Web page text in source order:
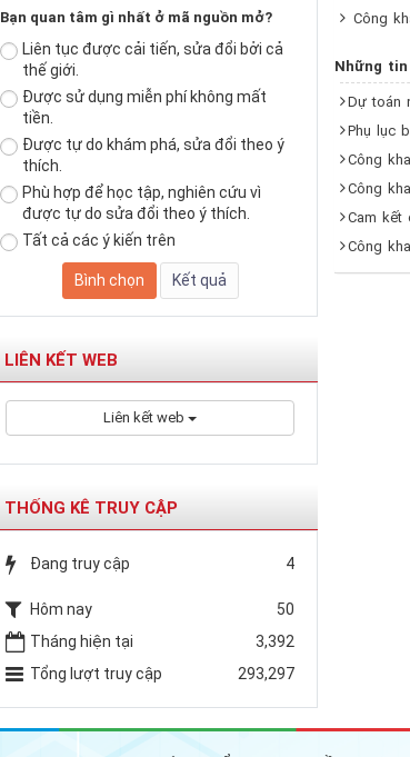
Công
Những
Dự toán
Phụ lục
Công
Công
Cam kết
Công
Bạn quan tâm gì nhất ở mã nguồn mở?
Liên tục được cải tiến, sửa đổi bởi cả
thế giới.
Được sử dụng miễn phí không mất
tiền.
Được tự do khám phá, sửa đổi theo ý
thích.
Phù hợp để học tập, nghiên cứu vì
được tự do sửa đổi theo ý thích.
Tất cả các ý kiến trên
LIÊN KẾT WEB
Liên kết web
THỐNG KÊ TRUY CẬP
Đang truy cập 4
Hôm nay
50
Tháng hiện tại
3,392
Tổng lượt truy cập
293,297